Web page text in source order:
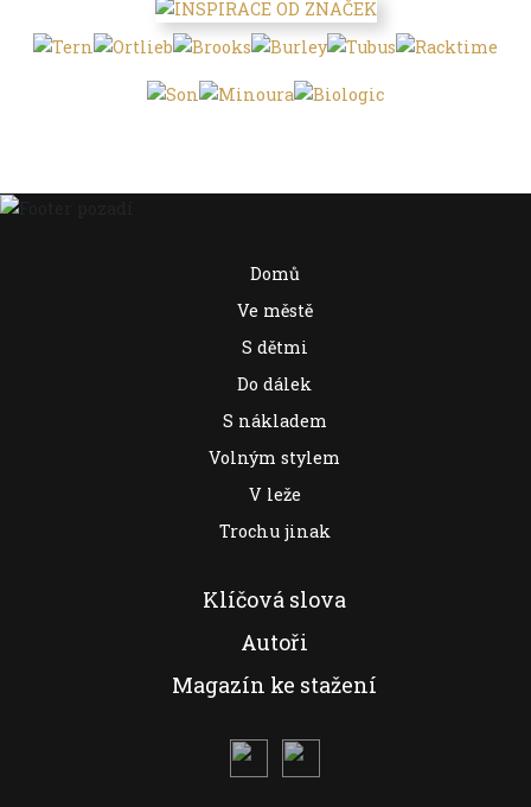
Domů
Ve městě
S dětmi
Do dálek
S nákladem
Volným stylem
V leže
Trochu jinak
Klíčová slova
Autoři
Magazín ke stažení